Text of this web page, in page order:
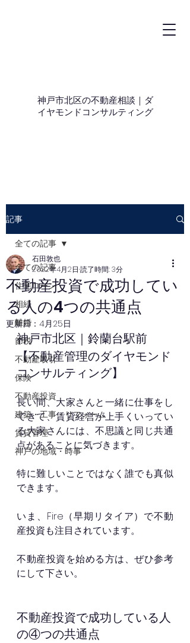
神戸市北区の不動産相談｜ダ
イヤモンドコンサルティング
記事
全ての記事
住宅ローン
相続
離婚
節税
不動産取引
保険
不動産投資
建築・工事・リフォーム
賃貸管理
神戸の地域・時事
全ての記事
不動産投資で成功してい
る人の4つの共通点
石田敦也
2022年4月2日 読了時間: 3分
更新日： 4月25日
神戸市北区｜鈴蘭台駅前
【不動産管理のダイヤモンド
コンサルティング】
長い間、大家さんと一緒に仕事をし
てきて、賃貸経営が上手くいってい
る大家さんには、不思議と同じ共通
点があることに気づきます。
特に難しいことではなく誰でも真似
できます。
いま、Fire（早期リタイア）で不動
産投資も注目されています。
不動産投資を始める方は、ぜひ参考
にして下さい。
不動産投資で成功している人
の④つの共通点